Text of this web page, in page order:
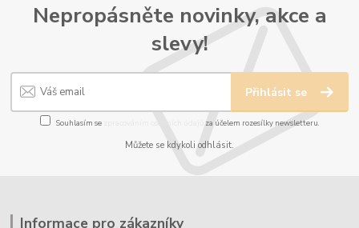
Nepropásněte novinky, akce a
slevy!
Přihlásit se
Souhlasím se za účelem rozesílky newsletteru.
Můžete se kdykoli odhlásit.
Informace pro zákazníky